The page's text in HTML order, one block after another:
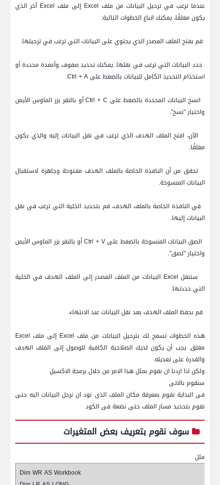
عندما ترغب في ترحيل البيانات من ملف Excel إلى ملف Excel آخر الذي
يكون مغلقًا، يمكنك اتباع الخطوات التالية:
قم بفتح الملف المصدر الذي يحتوي على البيانات التي ترغب في ترحيلها.
حدد البيانات التي ترغب في نقلها. يمكنك تحديد صفوف وأعمدة محددة أو
استخدام التحديد الكامل للبيانات بالضغط علىCtrl + A
.
انسخ البيانات المحددة بالضغط على Ctrl + C أو بالنقر بزر الماوس الأيمن
واختيار "نسخ".
الآن، افتح الملف الهدف الذي ترغب في نقل البيانات إليه والذي يكون
مغلقًا.
تحقق من أن النافذة الخاصة بالملف الهدف مفتوحة وجاهزة لاستقبال
البيانات المنسوخة.
في النافذة الخاصة بالملف الهدف، قم بتحديد الخلية التي ترغب في نقل
البيانات إليها.
الصق البيانات المنسوخة بالضغط علىCtrl + V أو بالنقر بزر الماوس الأيمن
واختيار "لصق".
ستنقل Excel البيانات من الملف المصدر إلى الملف الهدف في الخلية
التي حددتها.
قم بحفظ الملف الهدف بعد نقل البيانات عند الانتهاء.
هذه الخطوات تسمح لك بترحيل البيانات من ملف Excel إلى ملف Excel
مغلق. يجب أن يكون لديك الصلاحية الكافية للوصول إلى الملف الهدف
والقدرة على تعديله.
ولكن اذا اردنا ان نقوم بمثل هذا الامر من خلال برمجة الاكسيل
سنقوم بالاتى
فى البداية نقوم بمعرفة مكان الملف الذى نود ان نرحل البيانات اليه حتى
نقوم بتحديد مسار الملف حتى نضعة فى الكود
سوف نقوم بتعريف بعض المتغيرات
مثل
Dim WR AS Workbook